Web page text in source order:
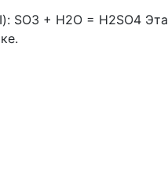
SO3 + H2O = H2SO4 Эта